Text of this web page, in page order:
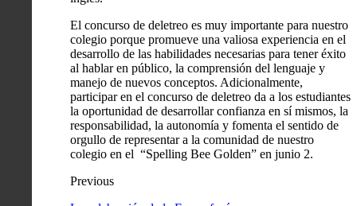
El concurso de deletreo es muy importante para nuestro
colegio porque promueve una valiosa experiencia en el
desarrollo de las habilidades necesarias para tener éxito
al hablar en público, la comprensión del lenguaje y
manejo de nuevos conceptos. Adicionalmente,
participar en el concurso de deletreo da a los estudiantes
la oportunidad de desarrollar confianza en sí mismos, la
responsabilidad, la autonomía y fomenta el sentido de
orgullo de representar a la comunidad de nuestro
colegio en el “Spelling Bee Golden” en junio 2.
Previous